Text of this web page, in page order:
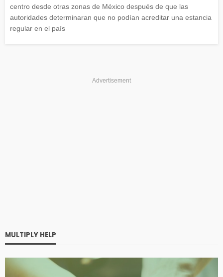
centro desde otras zonas de México después de que las
autoridades determinaran que no podían acreditar una estancia
regular en el país
Advertisement
MULTIPLY HELP